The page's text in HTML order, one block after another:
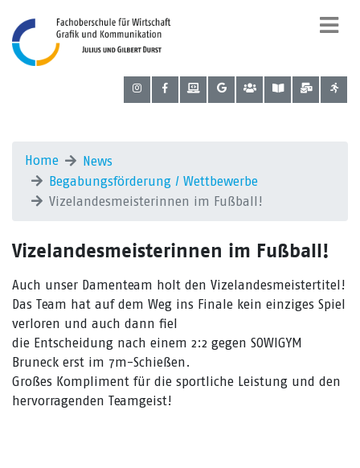
Home
News
Begabungsförderung / Wettbewerbe
Vizelandesmeisterinnen im Fußball!
Vizelandesmeisterinnen im Fußball!
Auch unser Damenteam holt den Vizelandesmeistertitel!
Das Team hat auf dem Weg ins Finale kein einziges Spiel
verloren und auch dann fiel
die Entscheidung nach einem 2:2 gegen SOWIGYM
Bruneck erst im 7m-Schießen.
Großes Kompliment für die sportliche Leistung und den
hervorragenden Teamgeist!